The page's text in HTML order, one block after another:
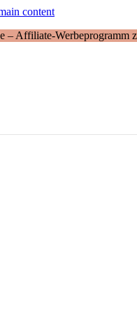
content
– Affiliate-Werbeprogramm